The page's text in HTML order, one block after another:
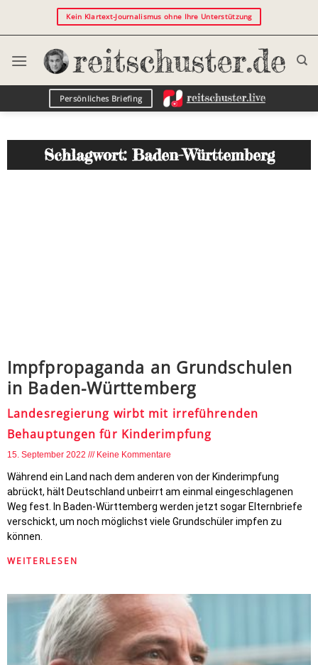
Kein Klartext-Journalismus ohne Ihre Unterstützung
Persönliches Briefing
Schlagwort: Baden-Württemberg
Impfpropaganda an Grundschulen
in Baden-Württemberg
Landesregierung wirbt mit irreführenden
Behauptungen für Kinderimpfung
15. September 2022 Keine Kommentare
Während ein Land nach dem anderen von der Kinderimpfung
abrückt, hält Deutschland unbeirrt am einmal eingeschlagenen
Weg fest. In Baden-Württemberg werden jetzt sogar Elternbriefe
verschickt, um noch möglichst viele Grundschüler impfen zu
können.
WEITERLESEN